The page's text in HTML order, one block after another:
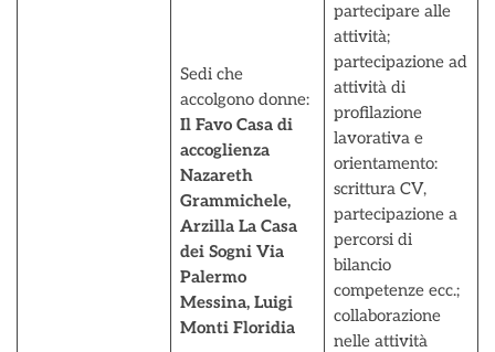
Sedi che
accolgono donne:
Il Favo Casa di
accoglienza
Nazareth
Grammichele,
Arzilla La Casa
dei Sogni Via
Palermo
Messina, Luigi
Monti Floridia
partecipare alle
attività;
partecipazione ad
attività di
profilazione
lavorativa e
orientamento:
scrittura CV,
partecipazione a
percorsi di
bilancio
competenze ecc.;
collaborazione
nelle attività